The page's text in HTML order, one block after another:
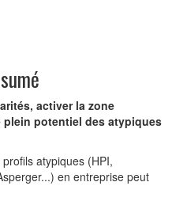
activer la zone
potentiel des atypiques
atypiques (HPI,
en entreprise peut